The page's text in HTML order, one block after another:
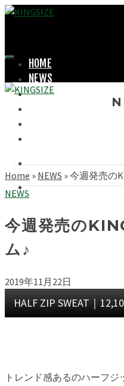
HOME
NEWS
LOOKBOOK
Home » NEWS »今週発売の
NEWS
今週発売の
ム♪
2019年11月22日
HALF ZIP SWEAT｜
トレンド感あるのハーフ